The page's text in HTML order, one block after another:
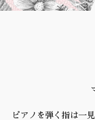
ピアノを弾く指は一